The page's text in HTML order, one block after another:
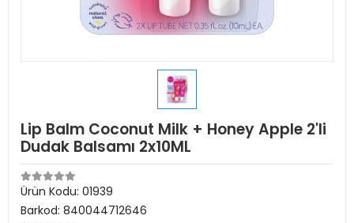
Lip Balm Coconut Milk + Honey Apple 2'li
Dudak Balsamı 2x10ML
Ürün Kodu: 01939
Barkod: 840044712646